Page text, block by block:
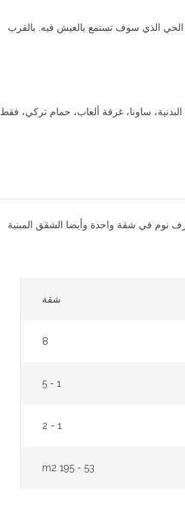
هو الحي الذي سوف تستمع بالعيش فيه. بالقرب
ساونا، غرفة ألعاب، حمام تركي، فقط
العثور على واحد واثنين غرف نوم في شقة واحدة وأيضا الشقق المبنية
شقة
8
1 - 5
1 - 2
53 - 195 m2